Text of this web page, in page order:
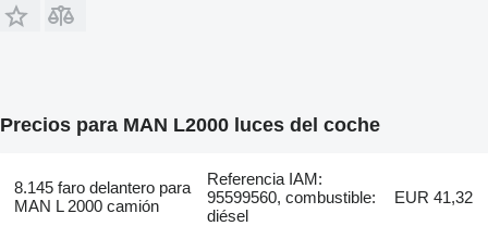
Precios para MAN L2000 luces del coche
8.145 faro delantero para
MAN L 2000 camión
Referencia IAM:
95599560, combustible:
diésel
EUR 41,32